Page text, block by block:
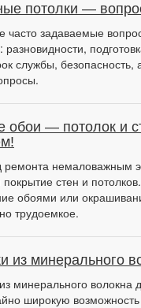
потолки —
часто задаваемые
разновидности,
службы, безопасность,
обои — потолок и
ремонта немаловажным
покрытие стен и
обоями или
трудоемкое.
из минерального
минерального волокна
широкую